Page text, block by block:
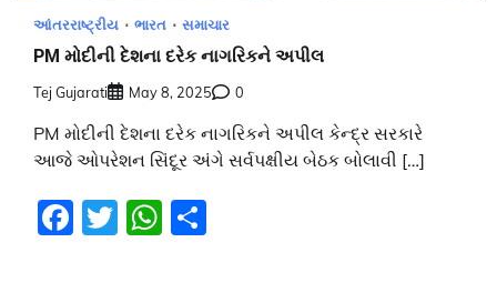
આંતરરાષ્ટ્રીય ભારત સમાચાર
PM મોદીની દેશના દરેક નાગરિકને અપીલ
Tej Gujarati May 8, 2025 0
PM મોદીની દેશના દરેક નાગરિકને અપીલ કેન્દ્ર સરકારે
આજે ઓપરેશન સિંદૂર અંગે સર્વપક્ષીય બેઠક બોલાવી […]
Facebook
TwitterWhatsApp